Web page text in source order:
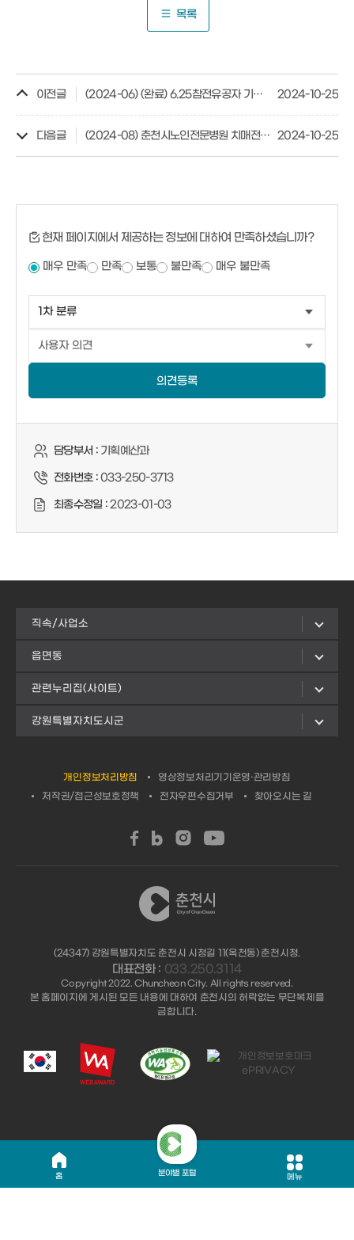
홈 분야별 포털 메뉴
목록
이전글 (2024-06) (완료) 6.25참전유공자 기념탑 건립 지원 2024-10-25
다음글 (2024-08) 춘천시노인전문병원 치매전문병동 건립 2024-10-25
현재 페이지에서 제공하는 정보에 대하여 만족하셨습니까?
매우 만족 만족 보통 불만족 매우 불만족
의견등록
담당부서 :기획예산과
전화번호 :033-250-3713
최종수정일 :2023-01-03
직속/사업소
읍면동
관련누리집(사이트)
강원특별자치도시군
개인정보처리방침
영상정보처리기기운영·관리방침
저작권/접근성보호정책
전자우편수집거부 찾아오시는 길
(24347) 강원특별자치도 춘천시 시청길 11(옥천동) 춘천시청.
대표전화 : 033.250.3114
Copyright 2022. Chuncheon City. All rights reserved.
본 홈페이지에 게시된 모든 내용에 대하여 춘천시의 허락없는 무단복제를
금합니다.